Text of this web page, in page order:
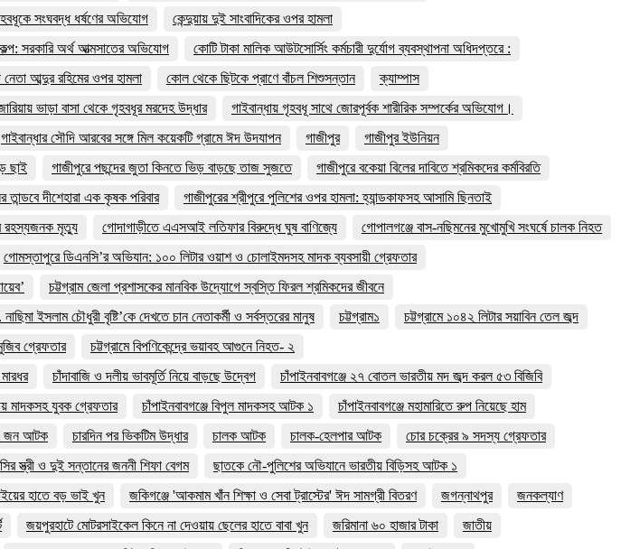
সংঘবদ্ধ ধর্ষণের অভিযোগ
কেন্দুয়ায় দুই সাংবাদিকের ওপর হামলা
সরকারি অর্থ আত্মসাতের অভিযোগ
কোটি টাকা মালিক আউটসোর্সিং কর্মচারী দুর্যোগ ব্যবস্থাপনা অধিদপ্তরে :
নেতা আব্দুর রহিমের ওপর হামলা কোল থেকে ছিটকে প্রাণে বাঁচল শিশুসন্তান
ক্যাম্পাস
ভাড়া বাসা থেকে গৃহবধূর মরদেহ উদ্ধার
গাইবান্ধায় গৃহবধূ সাথে জোরপূর্বক শারীরিক সম্পর্কের অভিযোগ।
গাইবান্ধার সৌদি আরবের সঙ্গে মিল কয়েকটি গ্রামে ঈদ উদযাপন গাজীপুর
গাজীপুর ইউনিয়ন
ছাই গাজীপুরে পছন্দের জুতা কিনতে ভিড় বাড়ছে তাজ সুজতে
গাজীপুরে বকেয়া বিলের দাবিতে শ্রমিকদের কর্মবিরতি
তান্ডবে দীশেহারা এক কৃষক পরিবার
গাজীপুরের শ্রীপুরে পুলিশের ওপর হামলা: হ্যান্ডকাফসহ আসামি ছিনতাই
রহস্যজনক মৃত্যু গোদাগাড়ীতে এএসআই লতিফার বিরুদ্ধে ঘুষ বাণিজ্যে
গোপালগঞ্জে বাস-নছিমনের মুখোমুখি সংঘর্ষে চালক নিহত
গোমস্তাপুরে ডিএনসি’র অভিযান: ১০০ লিটার ওয়াশ ও চোলাইমদসহ মাদক ব্যবসায়ী গ্রেফতার
চট্টগ্রাম জেলা প্রশাসকের মানবিক উদ্যোগে স্বস্তি ফিরল শ্রমিকদের জীবনে
ইসলাম চৌধুরী বৃষ্টি’কে দেখতে চান নেতাকর্মী ও সর্বস্তরের মানুষ চট্টগ্রাম১
চট্টগ্রামে ১০৪২ লিটার সয়াবিন তেল জব্দ
গ্রেফতার
চট্টগ্রামে বিপণিকেন্দ্রে ভয়াবহ আগুনে নিহত- ২
চাঁদাবাজি ও দলীয় ভাবমূর্তি নিয়ে বাড়ছে উদ্বেগ
চাঁপাইনবাবগঞ্জে ২৭ বোতল ভারতীয় মদ জব্দ করল ৫৩ বিজিবি
মাদকসহ যুবক গ্রেফতার চাঁপাইনবাবগঞ্জে বিপুল মাদকসহ আটক ১
চাঁপাইনবাবগঞ্জে মহামারিতে রুপ নিয়েছে হাম
২ জন আটক চারদিন পর ভিকটিম উদ্ধার চালক আটক চালক-হেলপার আটক
চোর চক্রের ৯ সদস্য গ্রেফতার
স্ত্রী ও দুই সন্তানের জননী শিফা বেগম
ছাতকে নৌ-পুলিশের অভিযানে ভারতীয় বিড়িসহ আটক ১
হাতে বড় ভাই খুন জকিগঞ্জে 'আকমাম খাঁন শিক্ষা ও সেবা ট্রাস্টের' ঈদ সামগ্রী বিতরণ জগন্নাথপুর
জনকল্যাণ
জয়পুরহাটে মোটরসাইকেল কিনে না দেওয়ায় ছেলের হাতে বাবা খুন জরিমানা ৬০ হাজার টাকা
জাতীয়